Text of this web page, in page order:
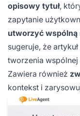
opisowy tytuł,
zapytanie
utworzyć wspólną
sugeruje, że
tworzenia
Zawiera również
kontekst i